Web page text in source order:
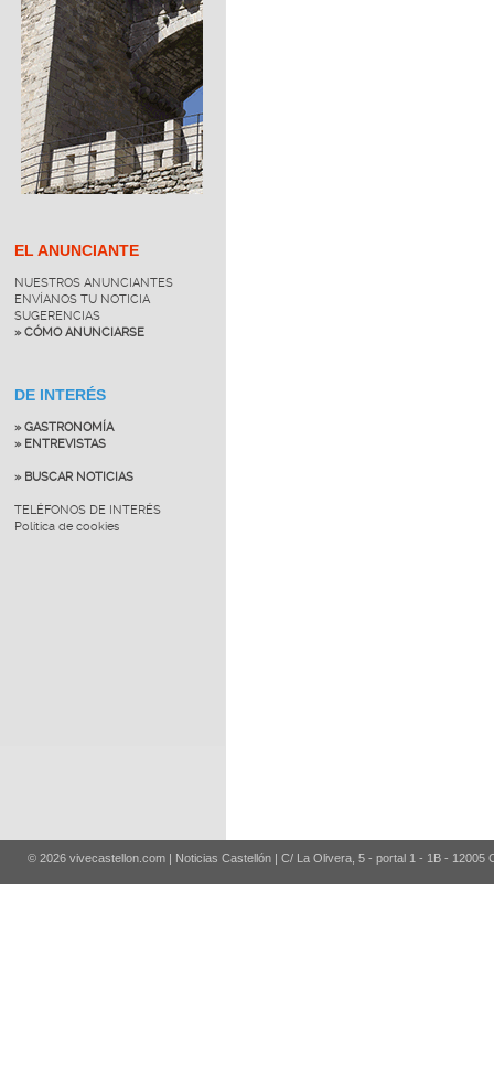
EL ANUNCIANTE
NUESTROS ANUNCIANTES
ENVÍANOS TU NOTICIA
SUGERENCIAS
» CÓMO ANUNCIARSE
DE INTERÉS
» GASTRONOMÍA
» ENTREVISTAS
» BUSCAR NOTICIAS
TELÉFONOS DE INTERÉS
Política de cookies
© 2026 vivecastellon.com | Noticias Castellón | C/ La Olivera, 5 - portal 1 - 1B - 12005